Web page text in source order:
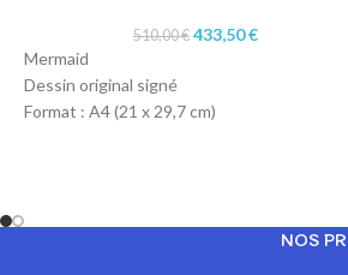
510,00€ 433,50€
Mermaid
Dessin original signé
Format : A4 (21 x 29,7 cm)
NOS